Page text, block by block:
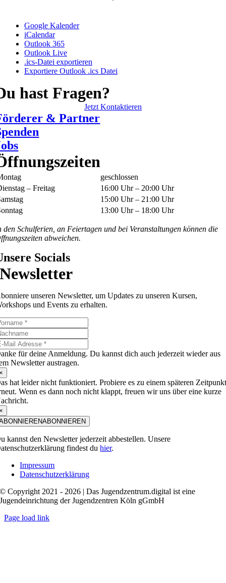
Google Kalender
iCalendar
Outlook 365
Outlook Live
.ics-Datei exportieren
Exportiere Outlook .ics Datei
hast Fragen?
Jetzt Kontaktieren
& Partner
geschlossen
– Freitag
16:00 Uhr – 20:00 Uhr
15:00 Uhr – 21:00 Uhr
13:00 Uhr – 18:00 Uhr
den Schulferien, an Feiertagen und bei Veranstaltungen können die
abweichen.
Socials
Newsletter
unseren Newsletter, um Updates zu unseren Kursen,
und Events zu erhalten.
für deine Anmeldung. Du kannst dich auch jederzeit wieder aus
Newsletter austragen.
hat leider nicht funktioniert. Probiere es zu einem späteren
Wenn es dann noch nicht klappt, freuen wir uns über eine kurze
ABONNIEREN
kannst den Newsletter jederzeit abbestellen. Unsere
findest duhier.
Impressum
Datenschutzerklärung
© Copyright 2021 - 2026 | Das Jugendzentrum.digital ist eine
Jugendeinrichtung der Jugendzentren Köln gGmbH
Page load link